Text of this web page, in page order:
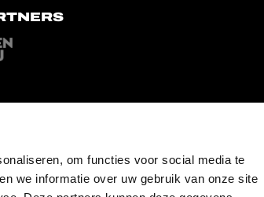
om functies voor social media te
we informatie over uw gebruik van onze site